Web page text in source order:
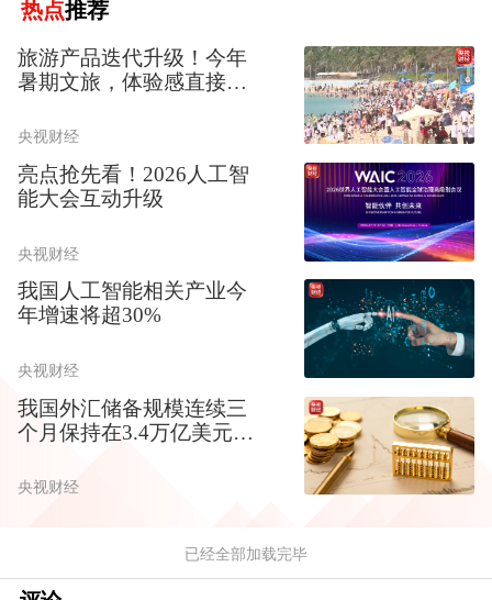
热点推荐
旅游产品迭代升级！今年
暑期文旅，体验感直接拉
央视财经
亮点抢先看！2026人工智
能大会互动升级
央视财经
我国人工智能相关产业今
年增速将超30%
央视财经
我国外汇储备规模连续三
个月保持在3.4万亿美元以
央视财经
已经全部加载完毕